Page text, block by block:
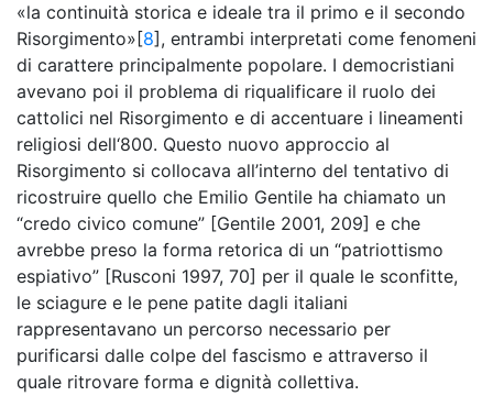
«la continuità storica e ideale tra il primo e il secondo
Risorgimento»[8], entrambi interpretati come fenomeni
di carattere principalmente popolare. I democristiani
avevano poi il problema di riqualificare il ruolo dei
cattolici nel Risorgimento e di accentuare i lineamenti
religiosi dell‘800. Questo nuovo approccio al
Risorgimento si collocava all’interno del tentativo di
ricostruire quello che Emilio Gentile ha chiamato un
“credo civico comune” [Gentile 2001, 209] e che
avrebbe preso la forma retorica di un “patriottismo
espiativo” [Rusconi 1997, 70] per il quale le sconfitte,
le sciagure e le pene patite dagli italiani
rappresentavano un percorso necessario per
purificarsi dalle colpe del fascismo e attraverso il
quale ritrovare forma e dignità collettiva.